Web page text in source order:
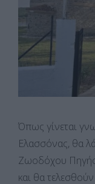
Όπως γίνεται
Ελασσόνας, θα
Ζωοδόχου Πηγής
και θα